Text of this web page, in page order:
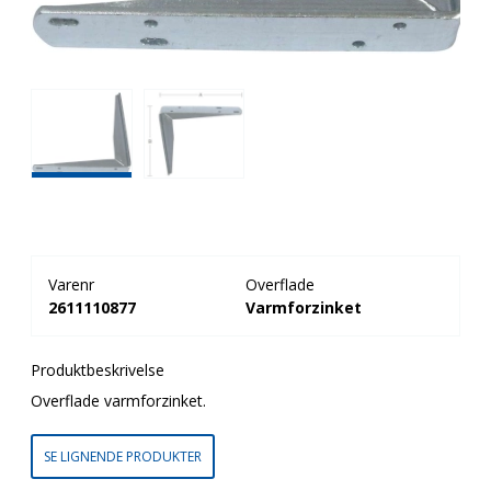
Varenr
2611110877
Overflade
Varmforzinket
Produktbeskrivelse
Overflade varmforzinket.
SE LIGNENDE PRODUKTER